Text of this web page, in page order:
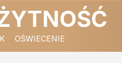
OŚWIECENIE